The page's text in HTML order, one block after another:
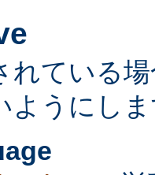
れている
ようにし